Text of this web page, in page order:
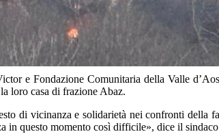
e Fondazione Comunitaria della Valle
loro casa di frazione Abaz.
di vicinanza e solidarietà nei confronti della
in questo momento così difficile», dice il